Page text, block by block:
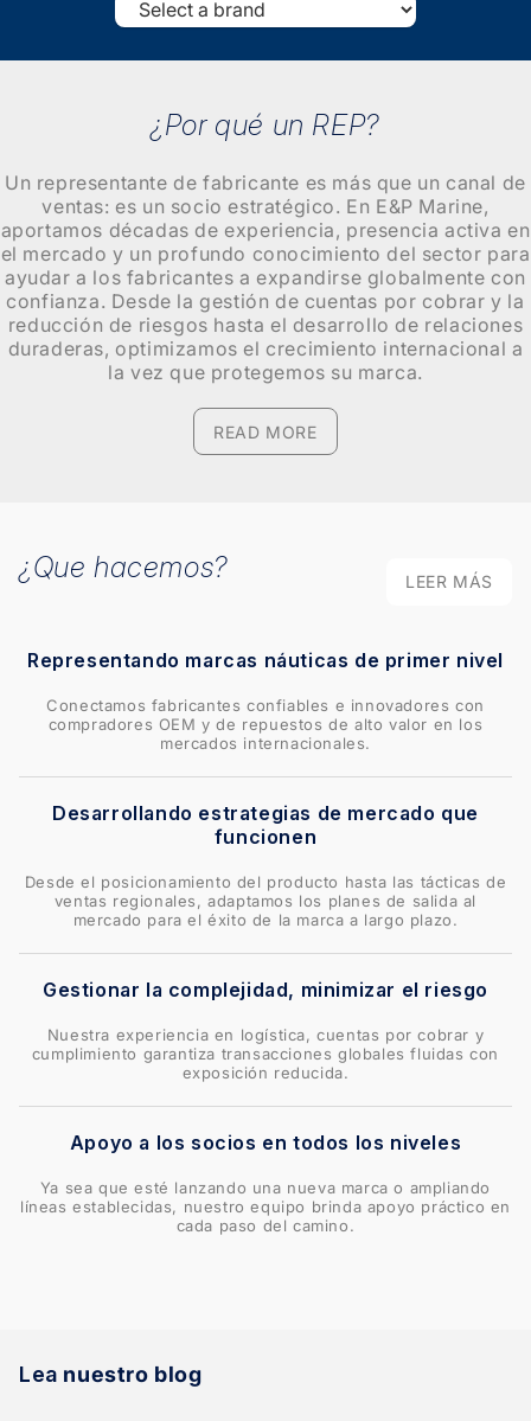
¿Por qué un REP?
Un representante de fabricante es más que un canal de
ventas: es un socio estratégico. En E&P Marine,
aportamos décadas de experiencia, presencia activa en
el mercado y un profundo conocimiento del sector para
ayudar a los fabricantes a expandirse globalmente con
confianza. Desde la gestión de cuentas por cobrar y la
reducción de riesgos hasta el desarrollo de relaciones
duraderas, optimizamos el crecimiento internacional a
la vez que protegemos su marca.
READ MORE
¿Que hacemos? LEER MÁS
Representando marcas náuticas de primer nivel
Conectamos fabricantes confiables e innovadores con
compradores OEM y de repuestos de alto valor en los
mercados internacionales.
Desarrollando estrategias de mercado que
funcionen
Desde el posicionamiento del producto hasta las tácticas de
ventas regionales, adaptamos los planes de salida al
mercado para el éxito de la marca a largo plazo.
Gestionar la complejidad, minimizar el riesgo
Nuestra experiencia en logística, cuentas por cobrar y
cumplimiento garantiza transacciones globales fluidas con
exposición reducida.
Apoyo a los socios en todos los niveles
Ya sea que esté lanzando una nueva marca o ampliando
líneas establecidas, nuestro equipo brinda apoyo práctico en
cada paso del camino.
Lea nuestro blog